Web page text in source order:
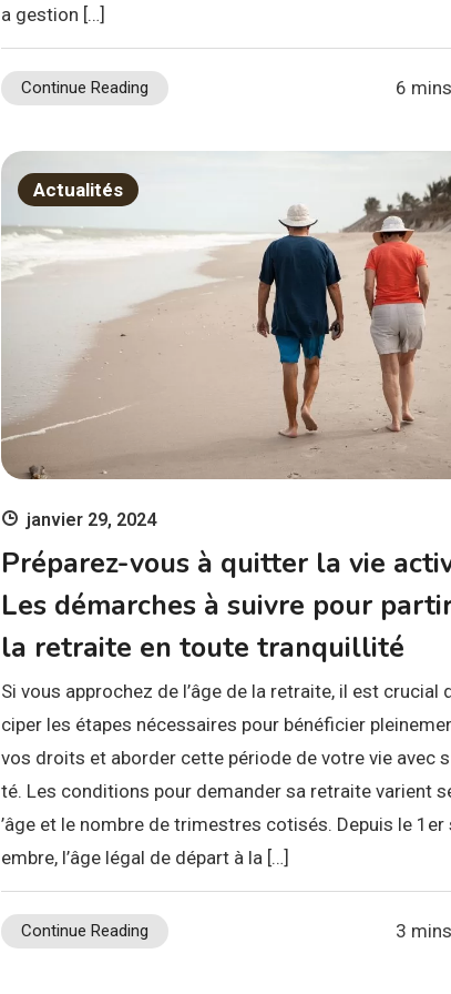
a gestion […]
Continue Reading 6
Actualités
janvier 29, 2024
Préparez-vous à quitter la vie
Les démarches à suivre pour
la retraite en toute tranquillité
Si vous approchez de l’âge de la retraite, il est crucial
ciper les étapes nécessaires pour bénéficier
vos droits et aborder cette période de votre vie avec
té. Les conditions pour demander sa retraite varient
’âge et le nombre de trimestres cotisés. Depuis le 1er
embre, l’âge légal de départ à la […]
Continue Reading 3